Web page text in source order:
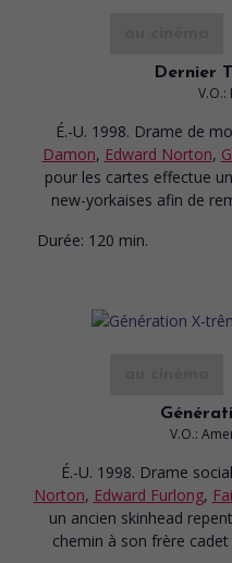
Dernier
V.O.:
É.-U. 1998. Drame de
Damon, Edward Norton,
pour les cartes effectue
new-yorkaises afin de
Durée: 120 min.
V.O.:
É.-U. 1998. Drame social
Norton, Edward Furlong,
un ancien skinhead
chemin à son frère